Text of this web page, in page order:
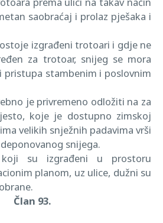
saobraćaj i prolaz pješaka i
izgrađeni trotoari i gdje ne
za trotoar, snijeg se mora
pristupa stambenim i poslovnim
je privremeno odložiti na za
koje je dostupno zimskoj
velikih snježnih padavima vrši
snijega.
koji su izgrađeni u prostoru
planom, uz ulice, dužni su
Član 93.